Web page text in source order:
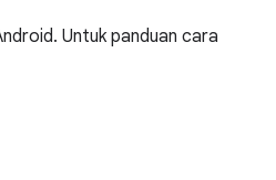
Untuk panduan cara